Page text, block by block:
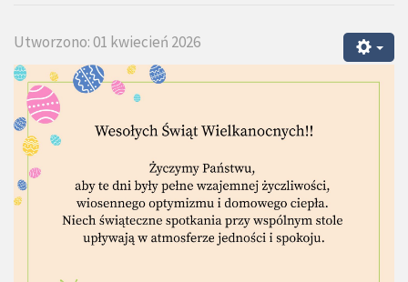
Utworzono: 01 kwiecień 2026